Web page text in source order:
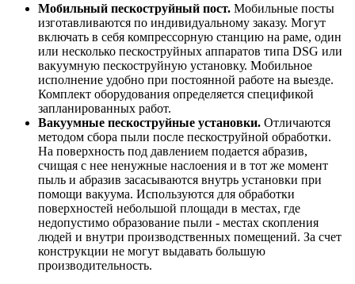
Мобильный пескоструйный пост. Мобильные посты
изготавливаются по индивидуальному заказу. Могут
включать в себя компрессорную станцию на раме, один
или несколько пескоструйных аппаратов типа DSG или
вакуумную пескоструйную установку. Мобильное
исполнение удобно при постоянной работе на выезде.
Комплект оборудования определяется спецификой
запланированных работ.
Вакуумные пескоструйные установки. Отличаются
методом сбора пыли после пескоструйной обработки.
На поверхность под давлением подается абразив,
счищая с нее ненужные наслоения и в тот же момент
пыль и абразив засасываются внутрь установки при
помощи вакуума. Используются для обработки
поверхностей небольшой площади в местах, где
недопустимо образование пыли - местах скопления
людей и внутри производственных помещений. За счет
конструкции не могут выдавать большую
производительность.